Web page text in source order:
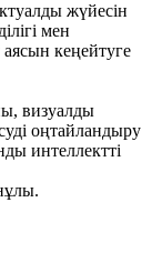
жүйесін
мен
аясын кеңейтуге
визуалды
оңтайландыру
интеллектті